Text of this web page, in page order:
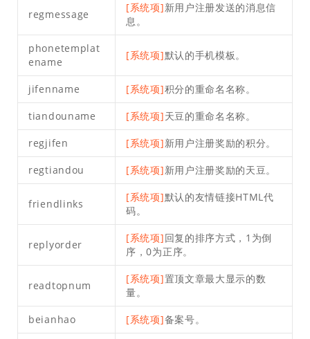
regmessage
[系统项]新用户注册发送的消息信
息。
phonetemplat
ename
[系统项]默认的手机模板。
jifenname [系统项]积分的重命名名称。
tiandouname [系统项]天豆的重命名名称。
regjifen [系统项]新用户注册奖励的积分。
regtiandou [系统项]新用户注册奖励的天豆。
friendlinks
[系统项]默认的友情链接HTML代
码。
replyorder
[系统项]回复的排序方式，1为倒
序，0为正序。
readtopnum
[系统项]置顶文章最大显示的数
量。
beianhao [系统项]备案号。